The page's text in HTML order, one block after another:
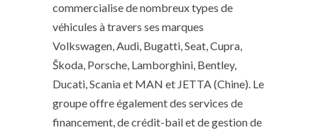
commercialise de nombreux types de
véhicules à travers ses marques
Volkswagen, Audi, Bugatti, Seat, Cupra,
Škoda, Porsche, Lamborghini, Bentley,
Ducati, Scania et MAN et JETTA (Chine). Le
groupe offre également des services de
financement, de crédit-bail et de gestion de